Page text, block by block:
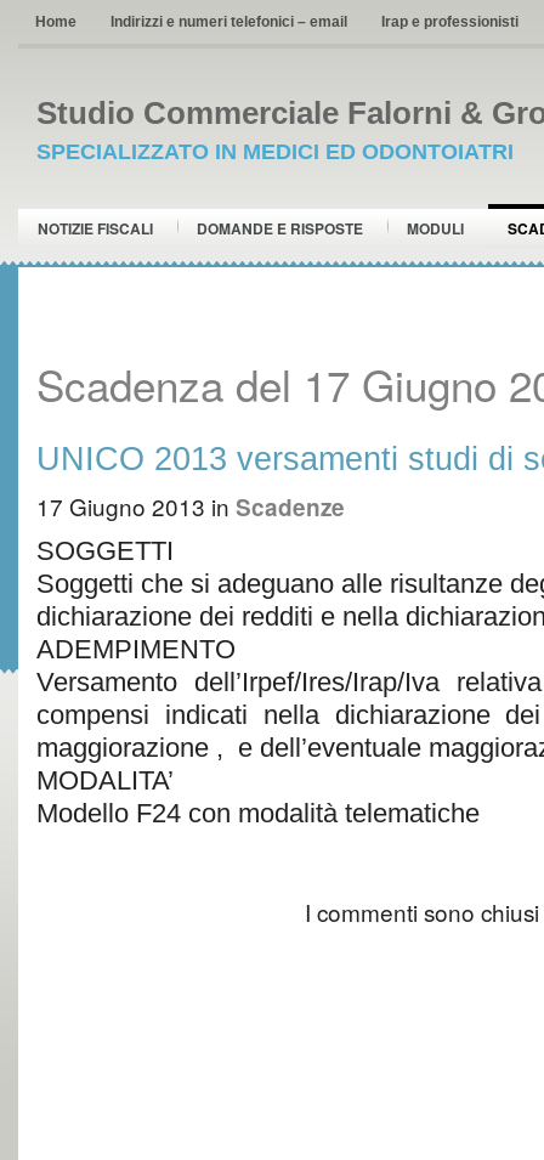
Home Indirizzi e numeri telefonici – email Irap e professionisti
Studio Commerciale Falorni &
SPECIALIZZATO IN MEDICI ED ODONTOIATRI
NOTIZIE FISCALI DOMANDE E RISPOSTE MODULI
Scadenza del 17 Giugno
UNICO 2013 versamenti studi di
17 Giugno 2013 in Scadenze
SOGGETTI
Soggetti che si adeguano alle risultanze
dichiarazione dei redditi e nella
ADEMPIMENTO
Versamento dell’Irpef/Ires/Irap/Iva
compensi indicati nella dichiarazione
maggiorazione , e dell’eventuale
MODALITA’
Modello F24 con modalità telematiche
I commenti sono chiusi